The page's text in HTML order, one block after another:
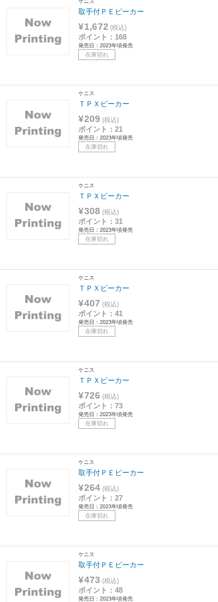
取手付ＰＥビーカー
¥1,672 (税込)
ポイント：168
発売日：2023年頃発売
在庫切れ
ケニス
ＴＰＸビーカー
¥209 (税込)
ポイント：21
発売日：2023年頃発売
在庫切れ
ケニス
ＴＰＸビーカー
¥308 (税込)
ポイント：31
発売日：2023年頃発売
在庫切れ
ケニス
ＴＰＸビーカー
¥407 (税込)
ポイント：41
発売日：2023年頃発売
在庫切れ
ケニス
ＴＰＸビーカー
¥726 (税込)
ポイント：73
発売日：2023年頃発売
在庫切れ
ケニス
取手付ＰＥビーカー
¥264 (税込)
ポイント：27
発売日：2023年頃発売
在庫切れ
ケニス
取手付ＰＥビーカー
¥473 (税込)
ポイント：48
発売日：2023年頃発売